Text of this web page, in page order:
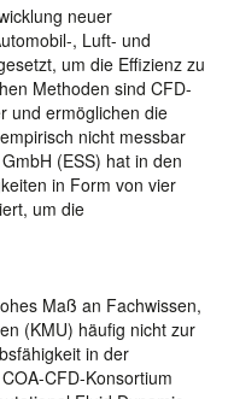
neuer
, Luft- und
um die Effizienz zu
Methoden sind CFD-
und ermöglichen die
nicht messbar
(ESS) hat in den
in Form von vier
um die
Maß an Fachwissen,
(KMU) häufig nicht zur
in der
CFD-Konsortium